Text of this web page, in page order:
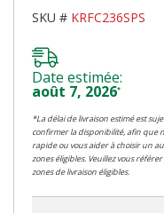
SKU # KRFC236SPS
Date estimée:
août 7, 2026*
*La délai de livraison estimé est
confirmer la disponibilité, afin que
rapide ou vous aider à choisir un
zones éligibles. Veuillez vous
zones de livraison éligibles.